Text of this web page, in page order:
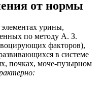
от нормы
урины,
по методу А. З.
факторов),
в системе
почках, моче-пузырном